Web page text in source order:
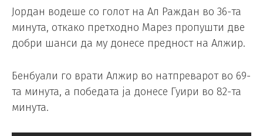
Јордан водеше со голот на Ал Раждан во 36-та
минута, откако претходно Марез пропушти две
добри шанси да му донесе предност на Алжир.
Бенбуали го врати Алжир во натпреварот во 69-
та минута, а победата ја донесе Гуири во 82-та
минута.